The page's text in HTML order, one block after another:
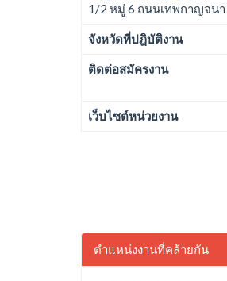
1/2 หมู่ 6 ถนนเทพกาญจนา
จังหวัดที่ปฎิบัติงาน
ติดต่อสมัครงาน
เว็บไซต์หน่วยงาน
ตำแหน่งงานที่คล้ายกัน